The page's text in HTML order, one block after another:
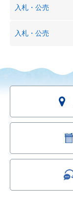
入札・公売
入札・公売